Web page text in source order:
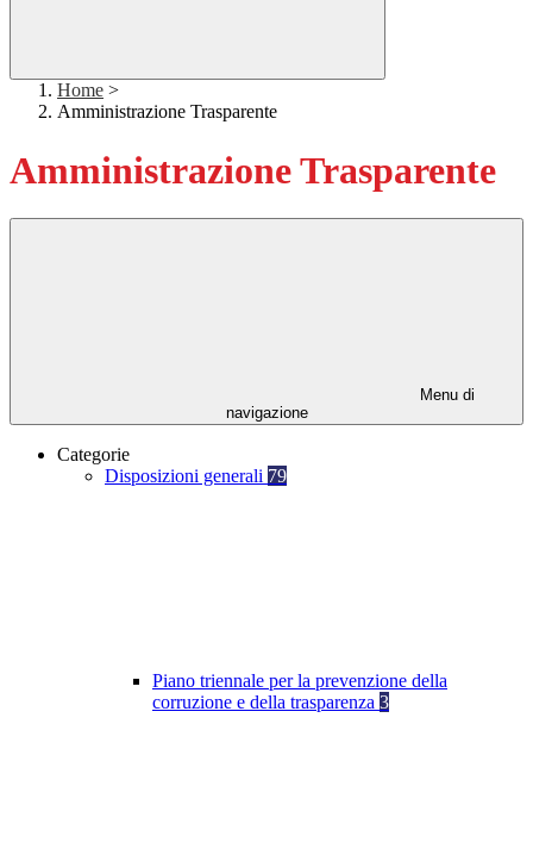
Home >
Amministrazione Trasparente
Amministrazione Trasparente
Menu di
navigazione
Categorie
Disposizioni generali 79
Piano triennale per la prevenzione della
corruzione e della trasparenza 3